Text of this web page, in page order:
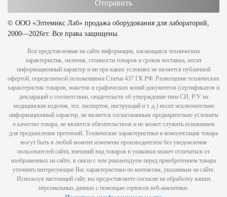
© ООО «Элтемикс Лаб» продажа оборудования для лабораторий,
2000—2026гг. Все права защищены.
Вся представленная на сайте информация, касающаяся технических
характеристик, наличия, стоимости товаров и сроков поставки, носит
информационный характер и ни при каких условиях не является публичной
офертой, определяемой положениями Статьи 437 ГК РФ. Размещение технических
характеристик товаров, макетов и графических копий документов (сертификатов и
деклараций о соответствии, свидетельств об утверждении типа СИ, Р/У на
медицинские изделия, тех. паспортов, инструкций и т. д.) носит исключительно
информационный характер, не является согласованным предварительно условием
о качестве товара, не является обязательством и не может служить основанием
для предъявления претензий. Технические характеристики и комплектация товара
могут быть в любой момент изменены производителем без уведомления
пользователей сайта, внешний вид товаров и упаковки может отличаться от
изображенных на сайте, в связи с чем рекомендуем перед приобретением товара
уточнить интересующие Вас характеристики по контактам, указанным на сайте.
Используя настоящий сайт, вы предоставляете согласие на обработку ваших
персональных данных с помощью сервисов веб-аналитики.